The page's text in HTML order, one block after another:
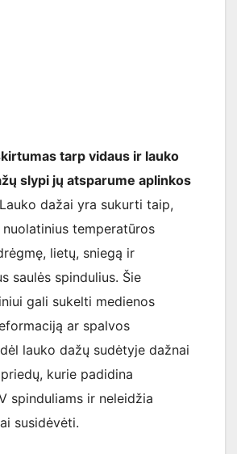
tarp vidaus ir lauko
slypi jų atsparume aplinkos
Lauko dažai yra sukurti taip,
temperatūros
lietų, sniegą ir
saulės spindulius. Šie
gali sukelti medienos
ar spalvos
lauko dažų sudėtyje dažnai
kurie padidina
spinduliams ir neleidžia
susidėvėti.